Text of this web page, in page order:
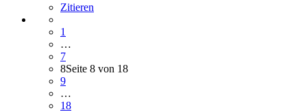
Zitieren
1
…
7
8Seite 8 von 18
9
…
18